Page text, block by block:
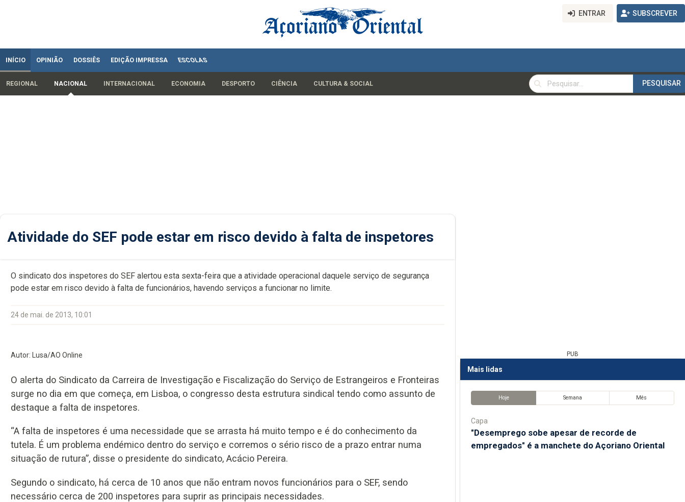
ENTRAR SUBSCREVER
INÍCIO OPINIÃO DOSSIÊS EDIÇÃO IMPRESSA ESCOLAS
REGIONAL NACIONAL INTERNACIONAL ECONOMIA DESPORTO CIÊNCIA CULTURA & SOCIAL
PESQUISAR
PESQUISAR
Atividade do SEF pode estar em risco devido à falta de inspetores
O sindicato dos inspetores do SEF alertou esta sexta-feira que a atividade operacional daquele serviço de segurança
pode estar em risco devido à falta de funcionários, havendo serviços a funcionar no limite.
24 de mai. de 2013, 10:01
Autor: Lusa/AO Online
O alerta do Sindicato da Carreira de Investigação e Fiscalização do Serviço de Estrangeiros e Fronteiras
surge no dia em que começa, em Lisboa, o congresso desta estrutura sindical tendo como assunto de
destaque a falta de inspetores.
“A falta de inspetores é uma necessidade que se arrasta há muito tempo e é do conhecimento da
tutela. É um problema endémico dentro do serviço e corremos o sério risco de a prazo entrar numa
situação de rutura”, disse o presidente do sindicato, Acácio Pereira.
Segundo o sindicato, há cerca de 10 anos que não entram novos funcionários para o SEF, sendo
necessário cerca de 200 inspetores para suprir as principais necessidades.
PUB
Mais lidas
Hoje Semana Mês
Capa
"Desemprego sobe apesar de recorde de
empregados" é a manchete do Açoriano Oriental